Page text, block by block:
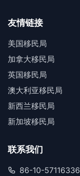
友情链接
美国移民局
加拿大移民局
英国移民局
澳大利亚移民局
新西兰移民局
新加坡移民局
联系我们
86-10-57116336